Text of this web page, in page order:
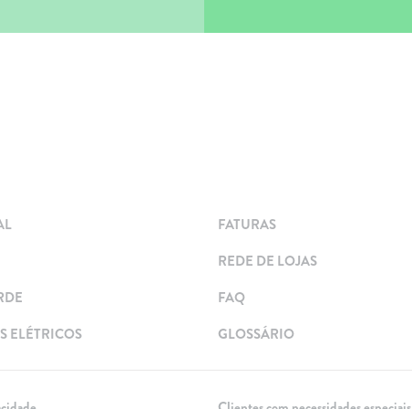
ELÉTRICOS
FATURAS
REDE DE LOJAS
FAQ
GLOSSÁRIO